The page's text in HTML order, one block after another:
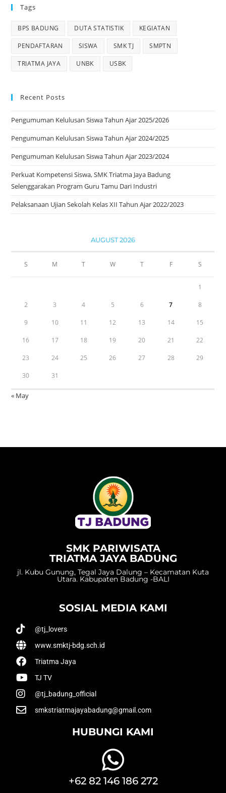
Tags
BPS BADUNG DUTA STATISTIK KEGIATAN
PENDAFTARAN SISWA SMK TJ SMPTN
TRIATMA JAYA UNBK USBK
Recent Posts
Pengumuman Kelulusan Siswa Tahun Ajar 2025/2026
Pengumuman Kelulusan Siswa Tahun Ajar 2024/2025
Pengumuman Kelulusan Siswa Tahun Ajar 2023/2024
Perkuat Kompetensi Siswa, SMK Triatma Jaya Badung
Selenggarakan Program Guru Tamu Dari Industri
Pelaksanaan Ujian Sekolah Kelas XII Tahun Ajar 2022/2023
AUGUST 2026
S M T W T F S
1
2 3 4 5 6 7 8
9 10 11 12 13 14 15
16 17 18 19 20 21 22
23 24 25 26 27 28 29
30 31
« May
SMK PARIWISATA
TRIATMA JAYA BADUNG
jl. Kubu Gunung, Tegal Jaya Dalung – Kecamatan Kuta
Utara. Kabupaten Badung -BALI
SOSIAL MEDIA KAMI
@tj_lovers
www.smktj-bdg.sch.id
Triatma Jaya
TJ TV
@tj_badung_official
smkstriatmajayabadung@gmail.com
HUBUNGI KAMI
+62 82 146 186 272